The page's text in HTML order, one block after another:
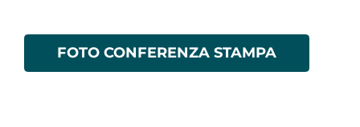
FOTO CONFERENZA STAMPA